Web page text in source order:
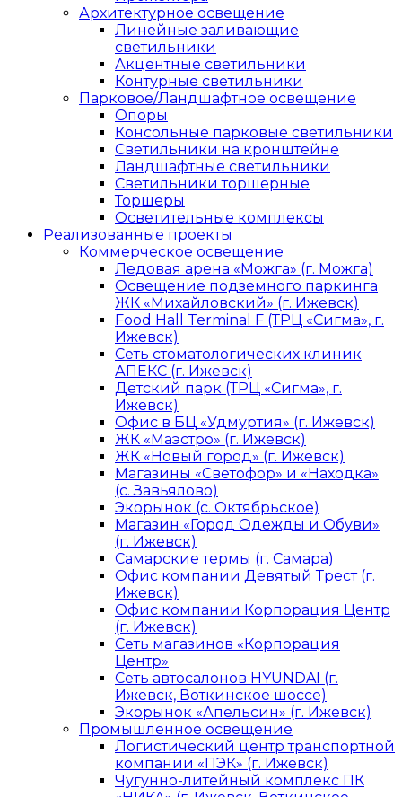
Архитектурное освещение
Линейные заливающие
светильники
Акцентные светильники
Контурные светильники
Парковое/Ландшафтное освещение
Опоры
Консольные парковые светильники
Светильники на кронштейне
Ландшафтные светильники
Светильники торшерные
Торшеры
Осветительные комплексы
Реализованные проекты
Коммерческое освещение
Ледовая арена «Можга» (г. Можга)
Освещение подземного паркинга
ЖК «Михайловский» (г. Ижевск)
Food Hall Terminal F (ТРЦ «Сигма», г.
Ижевск)
Сеть стоматологических клиник
АПЕКС (г. Ижевск)
Детский парк (ТРЦ «Сигма», г.
Ижевск)
Офис в БЦ «Удмуртия» (г. Ижевск)
ЖК «Маэстро» (г. Ижевск)
ЖК «Новый город» (г. Ижевск)
Магазины «Светофор» и «Находка»
(с. Завьялово)
Экорынок (с. Октябрьское)
Магазин «Город Одежды и Обуви»
(г. Ижевск)
Самарские термы (г. Самара)
Офис компании Девятый Трест (г.
Ижевск)
Офис компании Корпорация Центр
(г. Ижевск)
Сеть магазинов «Корпорация
Центр»
Сеть автосалонов HYUNDAI (г.
Ижевск, Воткинское шоссе)
Экорынок «Апельсин» (г. Ижевск)
Промышленное освещение
Логистический центр транспортной
компании «ПЭК» (г. Ижевск)
Чугунно-литейный комплекс ПК